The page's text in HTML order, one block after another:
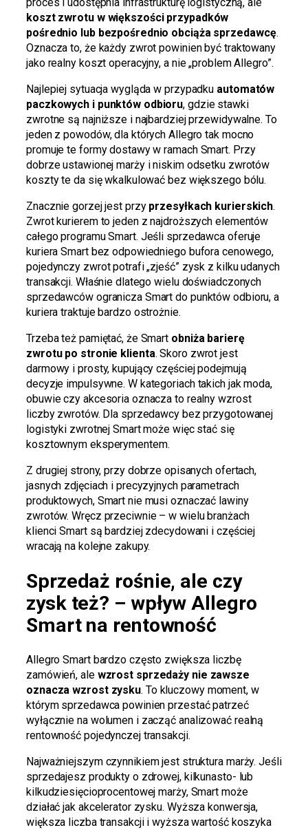
koszt zwrotu w większości przypadków
pośrednio lub bezpośrednio obciąża sprzedawcę.
Oznacza to, że każdy zwrot powinien być traktowany
jako realny koszt operacyjny, a nie „problem Allegro”.
Najlepiej sytuacja wygląda w przypadku automatów
paczkowych i punktów odbioru, gdzie stawki
zwrotne są najniższe i najbardziej przewidywalne. To
jeden z powodów, dla których Allegro tak mocno
promuje te formy dostawy w ramach Smart. Przy
dobrze ustawionej marży i niskim odsetku zwrotów
koszty te da się wkalkulować bez większego bólu.
Znacznie gorzej jest przy przesyłkach kurierskich.
Zwrot kurierem to jeden z najdroższych elementów
całego programu Smart. Jeśli sprzedawca oferuje
kuriera Smart bez odpowiedniego bufora cenowego,
pojedynczy zwrot potrafi „zjeść” zysk z kilku udanych
transakcji. Właśnie dlatego wielu doświadczonych
sprzedawców ogranicza Smart do punktów odbioru, a
kuriera traktuje bardzo ostrożnie.
Trzeba też pamiętać, że Smart obniża barierę
zwrotu po stronie klienta. Skoro zwrot jest
darmowy i prosty, kupujący częściej podejmują
decyzje impulsywne. W kategoriach takich jak moda,
obuwie czy akcesoria oznacza to realny wzrost
liczby zwrotów. Dla sprzedawcy bez przygotowanej
logistyki zwrotnej Smart może więc stać się
kosztownym eksperymentem.
Z drugiej strony, przy dobrze opisanych ofertach,
jasnych zdjęciach i precyzyjnych parametrach
produktowych, Smart nie musi oznaczać lawiny
zwrotów. Wręcz przeciwnie – w wielu branżach
klienci Smart są bardziej zdecydowani i częściej
wracają na kolejne zakupy.
Sprzedaż rośnie, ale czy
zysk też? – wpływ Allegro
Smart na rentowność
Allegro Smart bardzo często zwiększa liczbę
zamówień, ale wzrost sprzedaży nie zawsze
oznacza wzrost zysku. To kluczowy moment, w
którym sprzedawca powinien przestać patrzeć
wyłącznie na wolumen i zacząć analizować realną
rentowność pojedynczej transakcji.
Najważniejszym czynnikiem jest struktura marży. Jeśli
sprzedajesz produkty o zdrowej, kilkunasto- lub
kilkudziesięcioprocentowej marży, Smart może
działać jak akcelerator zysku. Wyższa konwersja,
większa liczba transakcji i wyższa wartość koszyka